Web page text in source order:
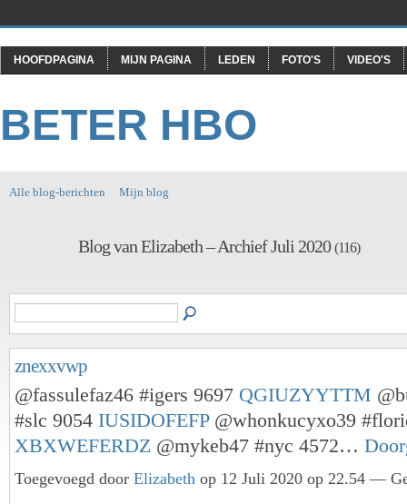
HOOFDPAGINA MIJN PAGINA LEDEN FOTO'S VIDEO'S
BETER HBO
Alle blog-berichten Mijn blog
Blog van Elizabeth – Archief Juli 2020(116)
znexxvwp
@fassulefaz46 #igers 9697 QGIUZYYTTM
#slc 9054 IUSIDOFEFP@whonkucyxo39
XBXWEFERDZ @mykeb47 #nyc 4572…
Toegevoegd door Elizabeth op 12 Juli 2020 op 22.54 —